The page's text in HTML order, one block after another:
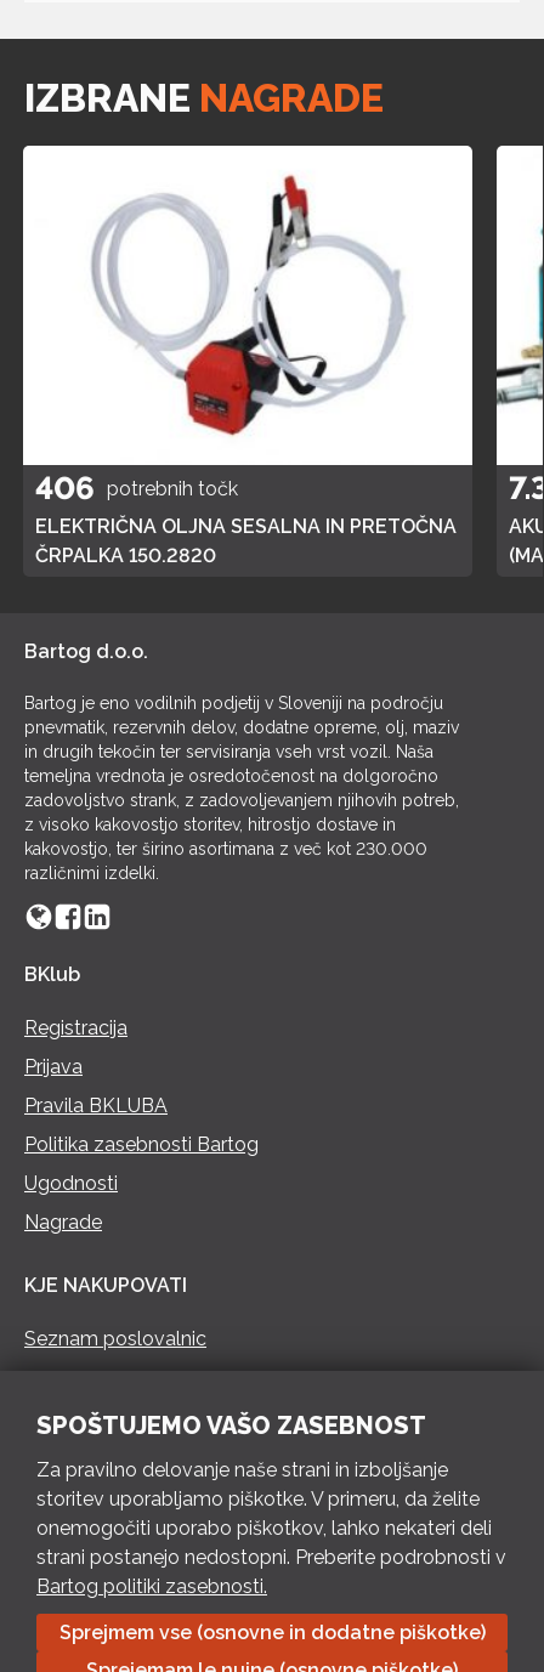
IZBRANE NAGRADE
406 potrebnih točk
ELEKTRIČNA OLJNA SESALNA IN PRETOČNA
ČRPALKA 150.2820
Bartog d.o.o.
Bartog je eno vodilnih podjetij v Sloveniji na področju
pnevmatik, rezervnih delov, dodatne opreme, olj, maziv
in drugih tekočin ter servisiranja vseh vrst vozil. Naša
temeljna vrednota je osredotočenost na dolgoročno
zadovoljstvo strank, z zadovoljevanjem njihovih potreb,
z visoko kakovostjo storitev, hitrostjo dostave in
kakovostjo, ter širino asortimana z več kot 230.000
različnimi izdelki.
BKlub
Registracija
Prijava
Pravila BKLUBA
Politika zasebnosti Bartog
Ugodnosti
Nagrade
KJE NAKUPOVATI
Seznam poslovalnic
PON – PET 8 – 18 h / SOB 8 – 12 h
Pošlji e-mail
Izpolni kontaktni obrazec
Bartog d.o.o. Trebnje | ID: SI79128718 | IBAN: SI56 1010 0003
SPOŠTUJEMO VAŠO ZASEBNOST
Za pravilno delovanje naše strani in izboljšanje
storitev uporabljamo piškotke. V primeru, da želite
onemogočiti uporabo piškotkov, lahko nekateri deli
strani postanejo nedostopni. Preberite podrobnosti v
Bartog politiki zasebnosti.
Sprejmem vse (osnovne in dodatne piškotke)